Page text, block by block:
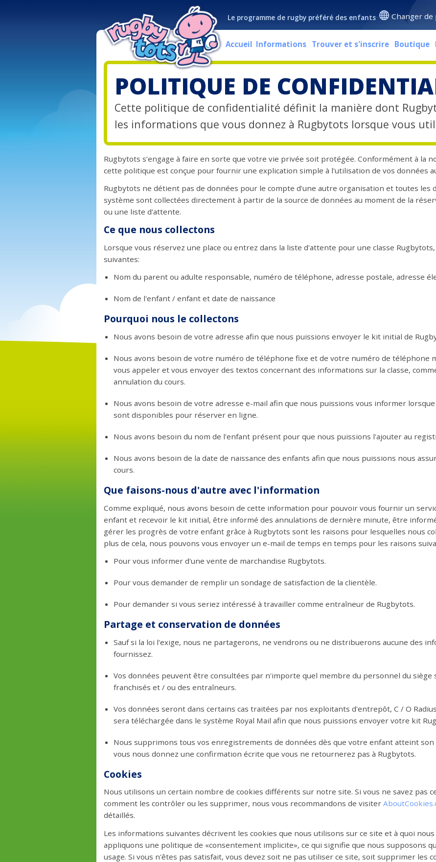
Le programme de rugby préféré des enfants Changer de
Accueil Informations Trouver et s'inscrire Boutique
POLITIQUE DE
Cette politique de confidentialité définit la manière dont
les informations que vous donnez à Rugbytots lorsque vous
Rugbytots s’engage à faire en sorte que votre vie privée soit protégée. Conformément à la
cette politique est conçue pour fournir une explication simple à l'utilisation de vos données
Rugbytots ne détient pas de données pour le compte d'une autre organisation et toutes les
système sont collectées directement à partir de la source de données au moment de la
ou une liste d'attente.
Ce que nous collectons
Lorsque vous réservez une place ou entrez dans la liste d'attente pour une classe
suivantes:
Nom du parent ou adulte responsable, numéro de téléphone, adresse postale, adresse
Nom de l'enfant / enfant et date de naissance
Pourquoi nous le collectons
Nous avons besoin de votre adresse afin que nous puissions envoyer le kit initial de
Nous avons besoin de votre numéro de téléphone fixe et de votre numéro de téléphone
vous appeler et vous envoyer des textos concernant des informations sur la classe,
annulation du cours.
Nous avons besoin de votre adresse e-mail afin que nous puissions vous informer
sont disponibles pour réserver en ligne.
Nous avons besoin du nom de l'enfant présent pour que nous puissions l'ajouter au
Nous avons besoin de la date de naissance des enfants afin que nous puissions nous
cours.
Que faisons-nous d'autre avec l'information
Comme expliqué, nous avons besoin de cette information pour pouvoir vous fournir un
enfant et recevoir le kit initial, être informé des annulations de dernière minute, être
gérer les progrès de votre enfant grâce à Rugbytots sont les raisons pour lesquelles nous
plus de cela, nous pouvons vous envoyer un e-mail de temps en temps pour les raisons
Pour vous informer d'une vente de marchandise Rugbytots.
Pour vous demander de remplir un sondage de satisfaction de la clientèle.
Pour demander si vous seriez intéressé à travailler comme entraîneur de Rugbytots.
Partage et conservation de données
Sauf si la loi l'exige, nous ne partagerons, ne vendrons ou ne distribuerons aucune des
fournissez.
Vos données peuvent être consultées par n'importe quel membre du personnel du siège
franchisés et / ou des entraîneurs.
Vos données seront dans certains cas traitées par nos exploitants d'entrepôt, C / O
sera téléchargée dans le système Royal Mail afin que nous puissions envoyer votre kit
Nous supprimons tous vos enregistrements de données dès que votre enfant atteint
vous nous donnez une confirmation écrite que vous ne retournerez pas à Rugbytots.
Cookies
Nous utilisons un certain nombre de cookies différents sur notre site. Si vous ne savez pas
comment les contrôler ou les supprimer, nous vous recommandons de visiter
détaillés.
Les informations suivantes décrivent les cookies que nous utilisons sur ce site et à quoi
appliquons une politique de «consentement implicite», ce qui signifie que nous supposons
usage. Si vous n'êtes pas satisfait, vous devez soit ne pas utiliser ce site, soit supprimer les